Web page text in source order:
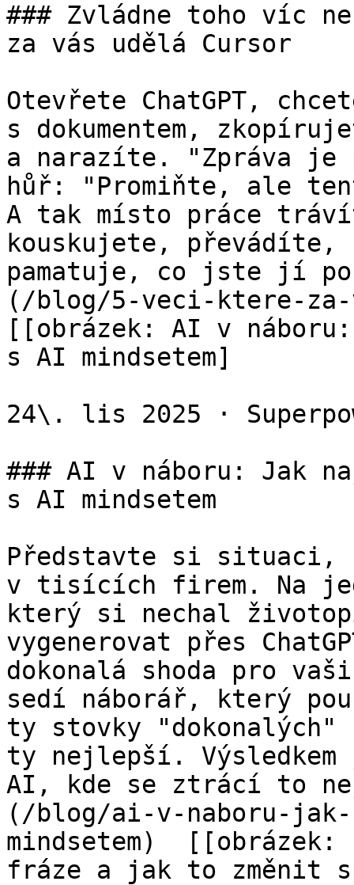
### Zvládne toho víc
za vás udělá Cursor
Otevřete ChatGPT,
s dokumentem,
a narazíte. "Zpráva
hůř: "Promiňte, ale
A tak místo práce
kouskujete,
pamatuje, co jste jí
(/blog/5-veci-ktere-za-
[[obrázek: AI v
s AI mindsetem]
24\. lis 2025 ·
### AI v náboru: Jak
s AI mindsetem
Představte si situaci,
v tisících firem. Na
který si nechal
vygenerovat přes
dokonalá shoda pro
sedí náborář, který
ty stovky
ty nejlepší.
AI, kde se ztrácí to
(/blog/ai-v-naboru-
mindsetem)  [[obrázek:
fráze a jak to změnit